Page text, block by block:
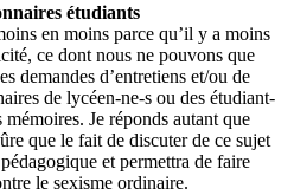
étudiants
en moins parce qu’il y a moins
ce dont nous ne pouvons que
demandes d’entretiens et/ou de
de lycéen-ne-s ou des étudiant-
Je réponds autant que
que le fait de discuter de ce sujet
et permettra de faire
le sexisme ordinaire.